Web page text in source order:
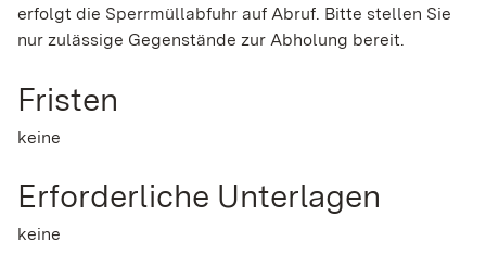
erfolgt die Sperrmüllabfuhr auf Abruf. Bitte stellen Sie
nur zulässige Gegenstände zur Abholung bereit.
Fristen
keine
Erforderliche Unterlagen
keine